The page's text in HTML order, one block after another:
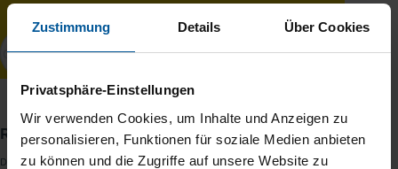
Zustimmung Details Über Cookies
Privatsphäre-Einstellungen
Wir verwenden Cookies, um Inhalte und Anzeigen zu
personalisieren, Funktionen für soziale Medien anbieten
zu können und die Zugriffe auf unsere Website zu
Redaktion
Dies ist ein redaktioneller Text desRedaktionsteamsder VLH. Es erfolgt